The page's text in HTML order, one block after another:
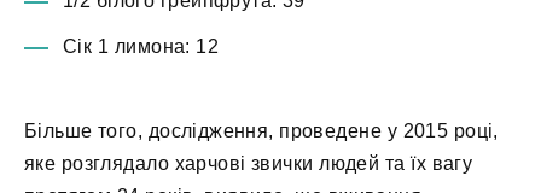
Сік 1 лимона: 12
Більше того, дослідження, проведене у 2015 році,
яке розглядало харчові звички людей та їх вагу